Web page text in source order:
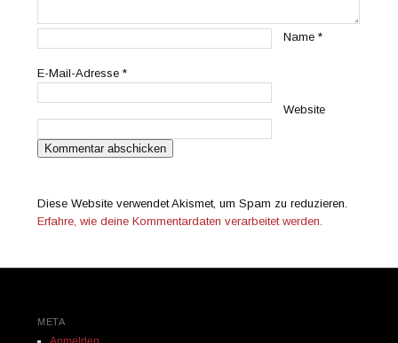
Name*
E-Mail-Adresse*
Website
Diese Website verwendet Akismet, um Spam zu reduzieren.
Erfahre, wie deine Kommentardaten verarbeitet werden.
META